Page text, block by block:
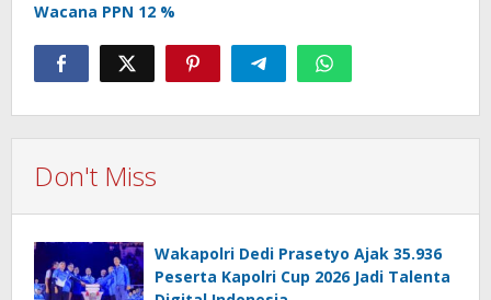
Wacana PPN 12 %
Don't Miss
Wakapolri Dedi Prasetyo Ajak 35.936
Peserta Kapolri Cup 2026 Jadi Talenta